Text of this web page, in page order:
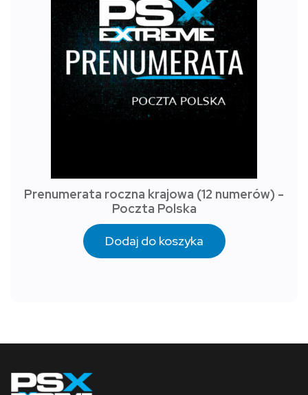
Prenumerata roczna krajowa (12 numerów) -
Poczta Polska
Dodaj do koszyka